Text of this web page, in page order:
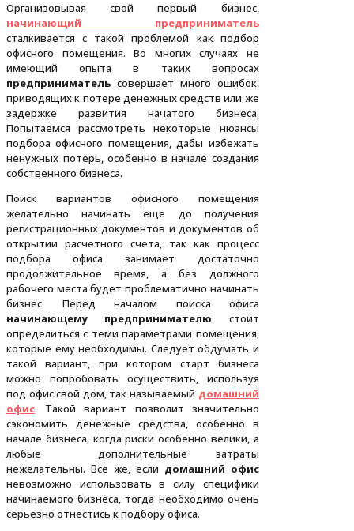
Организовывая свой первый бизнес,
начинающий предприниматель
сталкивается с такой проблемой как подбор
офисного помещения. Во многих случаях не
имеющий опыта в таких вопросах
предприниматель совершает много ошибок,
приводящих к потере денежных средств или же
задержке развития начатого бизнеса.
Попытаемся рассмотреть некоторые нюансы
подбора офисного помещения, дабы избежать
ненужных потерь, особенно в начале создания
собственного бизнеса.
Поиск вариантов офисного помещения
желательно начинать еще до получения
регистрационных документов и документов об
открытии расчетного счета, так как процесс
подбора офиса занимает достаточно
продолжительное время, а без должного
рабочего места будет проблематично начинать
бизнес. Перед началом поиска офиса
начинающему предпринимателю стоит
определиться с теми параметрами помещения,
которые ему необходимы. Следует обдумать и
такой вариант, при котором старт бизнеса
можно попробовать осуществить, используя
под офис свой дом, так называемый домашний
офис. Такой вариант позволит значительно
сэкономить денежные средства, особенно в
начале бизнеса, когда риски особенно велики, а
любые дополнительные затраты
нежелательны. Все же, если домашний офис
невозможно использовать в силу специфики
начинаемого бизнеса, тогда необходимо очень
серьезно отнестись к подбору офиса.